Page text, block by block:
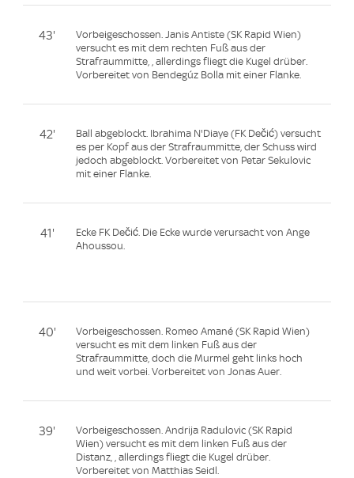
43'
Vorbeigeschossen. Janis Antiste (SK Rapid Wien)
versucht es mit dem rechten Fuß aus der
Strafraummitte, , allerdings fliegt die Kugel drüber.
Vorbereitet von Bendegúz Bolla mit einer Flanke.
42'
Ball abgeblockt. Ibrahima N'Diaye (FK Dečić) versucht
es per Kopf aus der Strafraummitte, der Schuss wird
jedoch abgeblockt. Vorbereitet von Petar Sekulovic
mit einer Flanke.
41'
Ecke FK Dečić. Die Ecke wurde verursacht von Ange
Ahoussou.
40'
Vorbeigeschossen. Romeo Amané (SK Rapid Wien)
versucht es mit dem linken Fuß aus der
Strafraummitte, doch die Murmel geht links hoch
und weit vorbei. Vorbereitet von Jonas Auer.
39'
Vorbeigeschossen. Andrija Radulovic (SK Rapid
Wien) versucht es mit dem linken Fuß aus der
Distanz, , allerdings fliegt die Kugel drüber.
Vorbereitet von Matthias Seidl.